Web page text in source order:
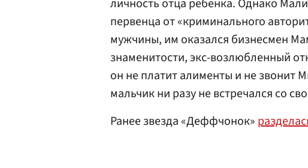
личность отца ребенка. Однако
первенца от «криминального
мужчины, им оказался бизнесмен
знаменитости, экс-возлюбленный
он не платит алименты и не звонит
мальчик ни разу не встречался со
Ранее звезда «Деффчонок»